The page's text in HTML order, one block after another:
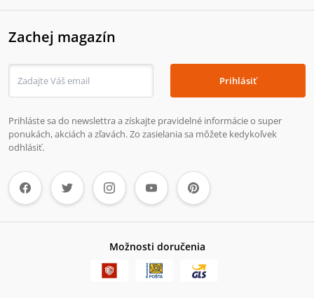
Zachej magazín
Prihlásiť
Prihláste sa do newslettra a získajte pravidelné informácie o super
ponukách, akciách a zľavách. Zo zasielania sa môžete kedykoľvek
odhlásiť.
Možnosti doručenia